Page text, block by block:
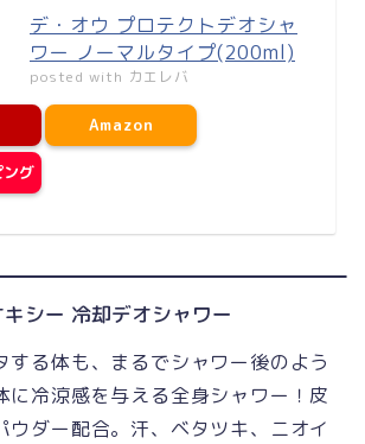
デ・オウ プロテクトデオシャ
ワー ノーマルタイプ(200ml)
posted with カエレバ
Amazon
グ
シー 冷却デオシャワー
する体も、まるでシャワー後のよう
に冷涼感を与える全身シャワー！皮
ウダー配合。汗、ベタツキ、ニオイ